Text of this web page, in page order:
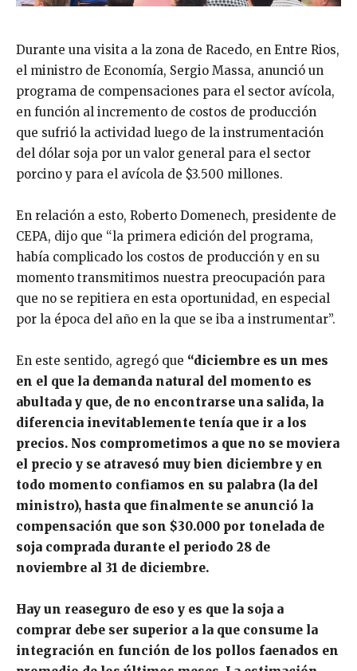
Durante una visita a la zona de Racedo, en Entre Rios,
el ministro de Economía, Sergio Massa, anunció un
programa de compensaciones para el sector avícola,
en función al incremento de costos de producción
que sufrió la actividad luego de la instrumentación
del dólar soja por un valor general para el sector
porcino y para el avícola de $3.500 millones.
En relación a esto, Roberto Domenech, presidente de
CEPA, dijo que “la primera edición del programa,
había complicado los costos de producción y en su
momento transmitimos nuestra preocupación para
que no se repitiera en esta oportunidad, en especial
por la época del año en la que se iba a instrumentar”.
En este sentido, agregó que “diciembre es un mes
en el que la demanda natural del momento es
abultada y que, de no encontrarse una salida, la
diferencia inevitablemente tenía que ir a los
precios. Nos comprometimos a que no se moviera
el precio y se atravesó muy bien diciembre y en
todo momento confiamos en su palabra (la del
ministro), hasta que finalmente se anunció la
compensación que son $30.000 por tonelada de
soja comprada durante el periodo 28 de
noviembre al 31 de diciembre.
Hay un reaseguro de eso y es que la soja a
comprar debe ser superior a la que consume la
integración en función de los pollos faenados en